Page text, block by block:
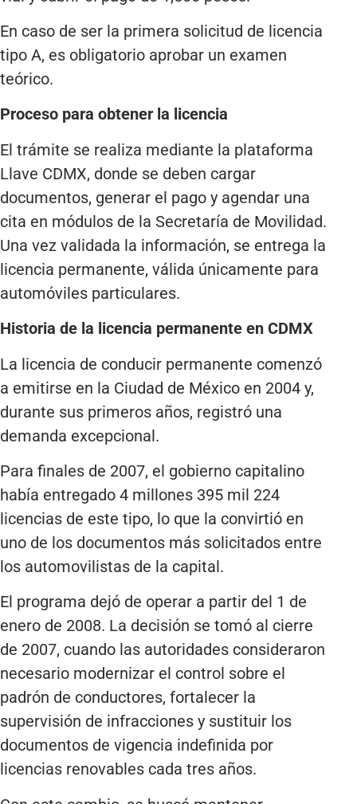
En caso de ser la primera solicitud de licencia
tipo A, es obligatorio aprobar un examen
teórico.
Proceso para obtener la licencia
El trámite se realiza mediante la plataforma
Llave CDMX, donde se deben cargar
documentos, generar el pago y agendar una
cita en módulos de la Secretaría de Movilidad.
Una vez validada la información, se entrega la
licencia permanente, válida únicamente para
automóviles particulares.
Historia de la licencia permanente en CDMX
La licencia de conducir permanente comenzó
a emitirse en la Ciudad de México en 2004 y,
durante sus primeros años, registró una
demanda excepcional.
Para finales de 2007, el gobierno capitalino
había entregado 4 millones 395 mil 224
licencias de este tipo, lo que la convirtió en
uno de los documentos más solicitados entre
los automovilistas de la capital.
El programa dejó de operar a partir del 1 de
enero de 2008. La decisión se tomó al cierre
de 2007, cuando las autoridades consideraron
necesario modernizar el control sobre el
padrón de conductores, fortalecer la
supervisión de infracciones y sustituir los
documentos de vigencia indefinida por
licencias renovables cada tres años.